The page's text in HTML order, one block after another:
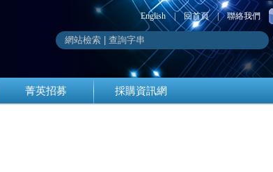
聯絡我們
|
回首頁
English
菁英招募 採購資訊網